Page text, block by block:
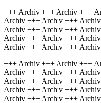
+++ Archiv +++ Archiv +++
Archiv +++ Archiv +++
Archiv +++ Archiv +++
Archiv +++ Archiv +++
Archiv +++ Archiv +++
+++ Archiv +++ Archiv +++
Archiv +++ Archiv +++
Archiv +++ Archiv +++
Archiv +++ Archiv +++
Archiv +++ Archiv +++